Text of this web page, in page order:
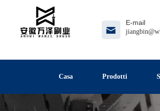
E-mail
Casa Prodotti